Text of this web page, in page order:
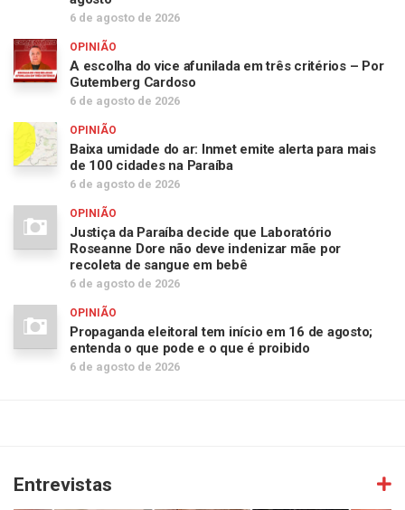
6 de agosto de 2026
OPINIÃO
A escolha do vice afunilada em três critérios – Por
Gutemberg Cardoso
6 de agosto de 2026
OPINIÃO
Baixa umidade do ar: Inmet emite alerta para mais
de 100 cidades na Paraíba
6 de agosto de 2026
OPINIÃO
Justiça da Paraíba decide que Laboratório
Roseanne Dore não deve indenizar mãe por
recoleta de sangue em bebê
6 de agosto de 2026
OPINIÃO
Propaganda eleitoral tem início em 16 de agosto;
entenda o que pode e o que é proibido
6 de agosto de 2026
Entrevistas